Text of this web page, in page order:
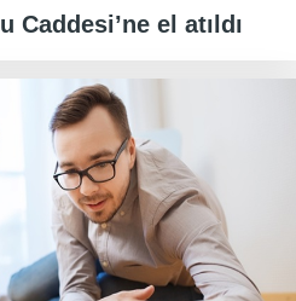
Caddesi’ne el atıldı